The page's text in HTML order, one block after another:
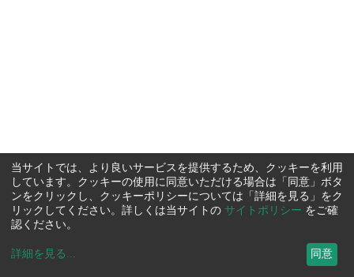
当サイトでは、より良いサービスを提供するため、クッキーを利用
しています。クッキーの使用に同意いただける場合は「同意」ボタ
ンをクリックし、クッキーポリシーについては「詳細を見る」をク
リックしてください。詳しくは当サイトの サイトポリシー をご確
認ください。
詳細を見る ... 同意